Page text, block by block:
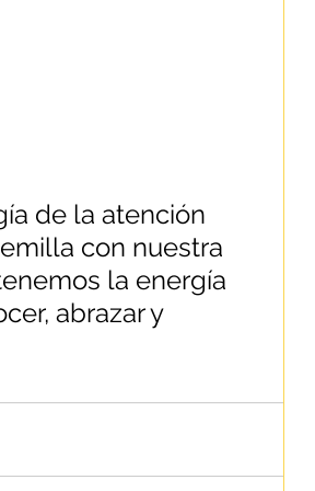
de la atención
con nuestra
la energía
abrazar y